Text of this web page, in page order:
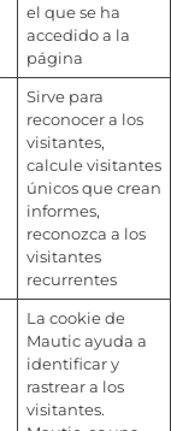
el que se ha
accedido a la
página
Sirve para
reconocer a los
visitantes,
calcule visitantes
únicos que crean
informes,
reconozca a los
visitantes
recurrentes
La cookie de
Mautic ayuda a
identificar y
rastrear a los
visitantes.